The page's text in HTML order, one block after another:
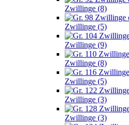
Zwillinge (8)
Zwillinge (5)
Zwillinge (9)
Zwillinge (8)
Zwillinge (5)
Zwillinge (3)
Zwillinge (3)